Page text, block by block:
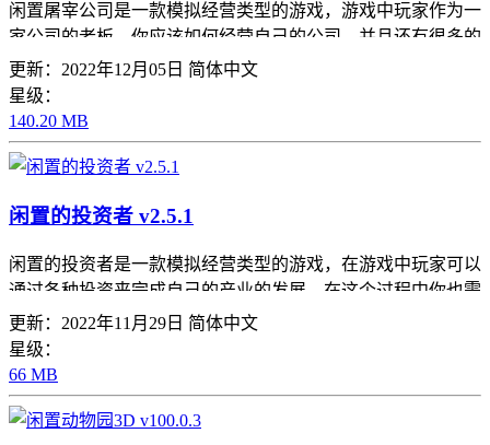
闲置屠宰公司是一款模拟经营类型的游戏，游戏中玩家作为一
家公司的老板，你应该如何经营自己的公司，并且还有很多的
事情需要你去处理，这里的画面感也是很舒适的，玩家需要通
过自己的能力去完成更多的挑战，还有很多的经营目标和一些
收益，都可以代表着自己公司未来的发展，感兴趣的可以来尝
试了。
更新：2022年12月05日 简体中文
星级：
140.20 MB
闲置的投资者 v2.5.1
闲置的投资者是一款模拟经营类型的游戏，在游戏中玩家可以
通过各种投资来完成自己的产业的发展，在这个过程中你也需
要承担投资失败的风险，但是这也是一种很刺激的过程，你可
以从中去获得更多的经验帮助自己的产业发展的越老越好，玩
法是很简单的，但是内容是很丰富的，可以让玩家感受到这里
的乐趣。
更新：2022年11月29日 简体中文
星级：
66 MB